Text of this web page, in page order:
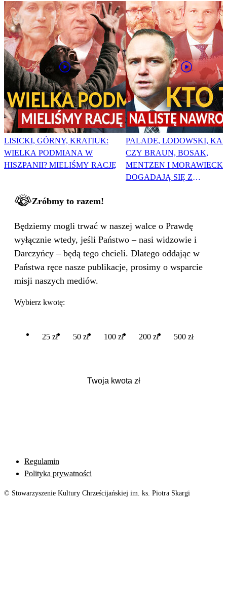
LISICKI, GÓRNY, KRATIUK:
WIELKA PODMIANA W
HISZPANII? MIELIŚMY RACJĘ
PALADE, LODOWSKI,
CZY BRAUN, BOSAK,
MENTZEN I MORAWIECKI
DOGADAJĄ SIĘ Z
Zróbmy to razem!
Będziemy mogli trwać w naszej walce o Prawdę
wyłącznie wtedy, jeśli Państwo – nasi widzowie i
Darczyńcy – będą tego chcieli. Dlatego oddając w
Państwa ręce nasze publikacje, prosimy o wsparcie
misji naszych mediów.
Wybierz kwotę:
25 zł 50 zł 100 zł 200 zł 500 zł
Regulamin
Polityka prywatności
© Stowarzyszenie Kultury Chrześcijańskiej im. ks. Piotra Skargi